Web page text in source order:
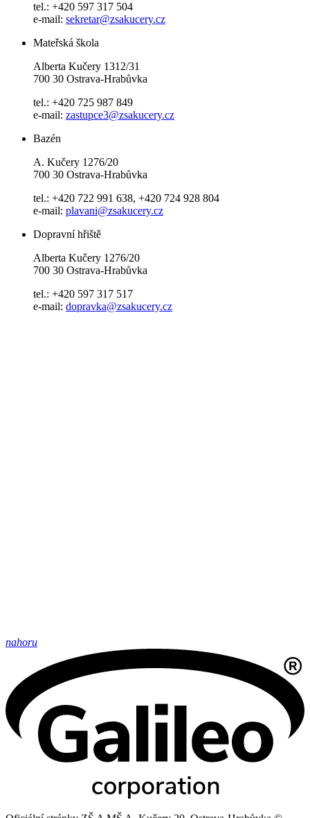
tel.: +420 597 317 504
e-mail: sekretar@zsakucery.cz
Mateřská škola
Alberta Kučery 1312/31
700 30 Ostrava-Hrabůvka
tel.: +420 725 987 849
e-mail: zastupce3@zsakucery.cz
Bazén
A. Kučery 1276/20
700 30 Ostrava-Hrabůvka
tel.: +420 722 991 638, +420 724 928 804
e-mail: plavani@zsakucery.cz
Dopravní hřiště
Alberta Kučery 1276/20
700 30 Ostrava-Hrabůvka
tel.: +420 597 317 517
e-mail: dopravka@zsakucery.cz
nahoru